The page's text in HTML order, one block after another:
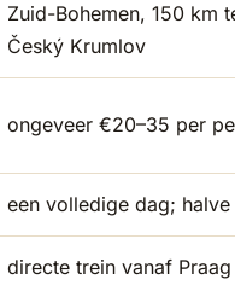
Zuid-Bohemen, 150 km
Český Krumlov
ongeveer €20–35 per
een volledige dag;
directe trein vanaf